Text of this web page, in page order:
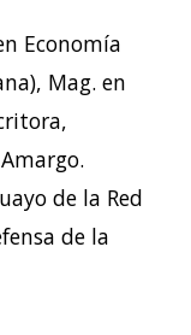
Economía
Mag. en
de la Red
de la